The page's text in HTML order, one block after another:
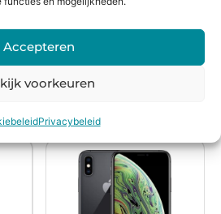
Accepteren
voorkeuren
Privacybeleid